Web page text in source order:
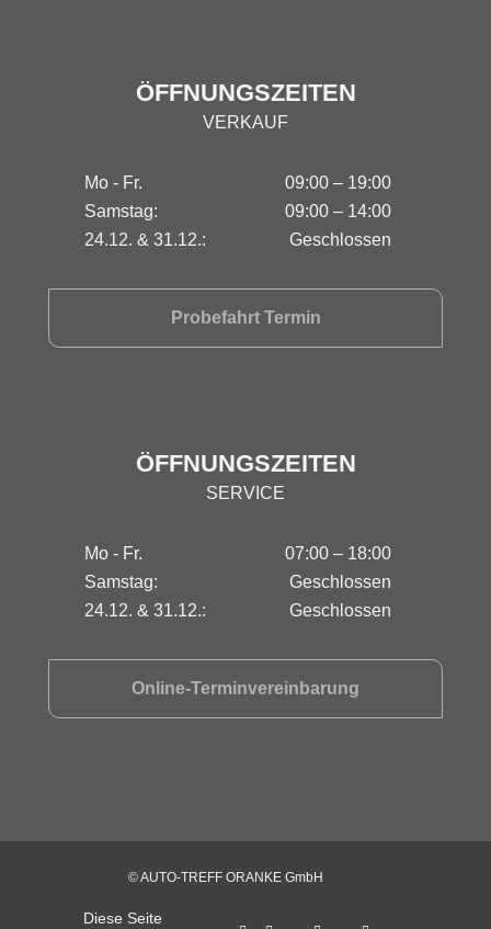
ÖFFNUNGSZEITEN
VERKAUF
Mo - Fr.
09:00 – 19:00
Samstag:
09:00 – 14:00
24.12. & 31.12.:
Geschlossen
Probefahrt Termin
ÖFFNUNGSZEITEN
SERVICE
Mo - Fr.
07:00 – 18:00
Samstag:
Geschlossen
24.12. & 31.12.:
Geschlossen
Online-Terminvereinbarung
© AUTO-TREFF ORANKE GmbH
Diese Seite